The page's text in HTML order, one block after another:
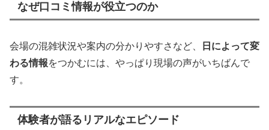
なぜ口コミ情報が役立つのか
会場の混雑状況や案内の分かりやすさなど、
日によって変
わる情報をつかむには、やっぱり現場の声がいちばんで
す。
体験者が語るリアルなエピソード